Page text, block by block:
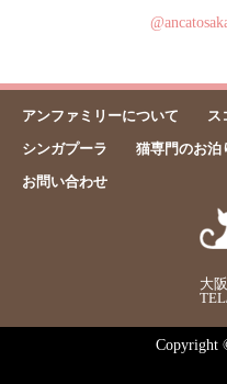
アンファミリーについて
ス
シンガプーラ
猫専門のお泊
お問い合わせ
大
Copyright